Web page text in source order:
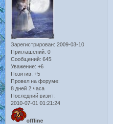
Зарегистрирован: 2009-03-10
Приглашений: 0
Сообщений: 645
Уважение: +6
Позитив: +5
Провел на форуме:
8 дней 2 часа
Последний визит:
2010-07-01 01:21:24
offline